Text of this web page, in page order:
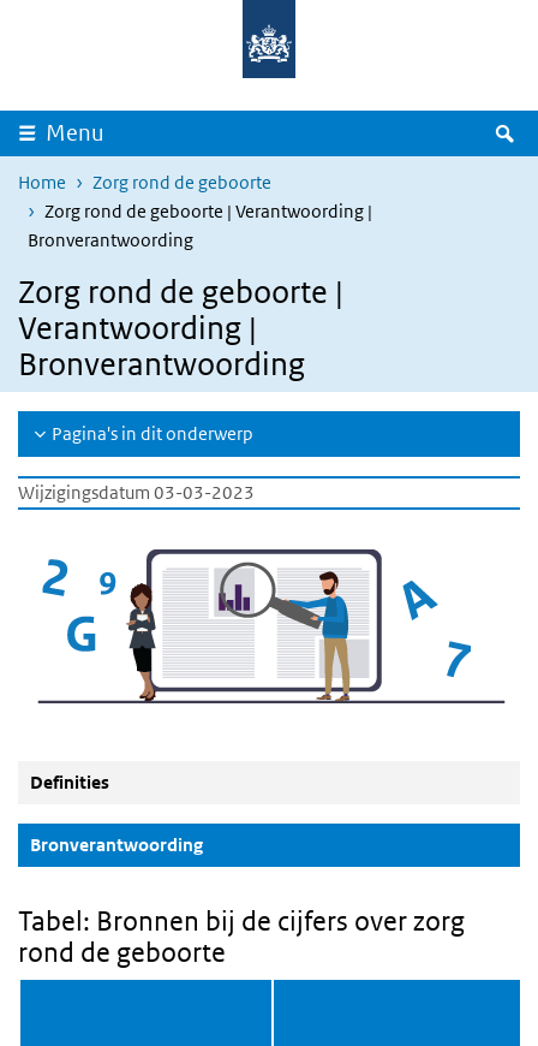
Overslaan en naar de inhoud gaan
Menu
Home
Zorg rond de geboorte
Zorg rond de geboorte | Verantwoording |
Bronverantwoording
Zorg rond de geboorte |
Verantwoording |
Bronverantwoording
Pagina's in dit onderwerp
Wijzigingsdatum 03-03-2023
Definities
Bronverantwoording(Actieve knop)
Tabel: Bronnen bij de cijfers over zorg
rond de geboorte